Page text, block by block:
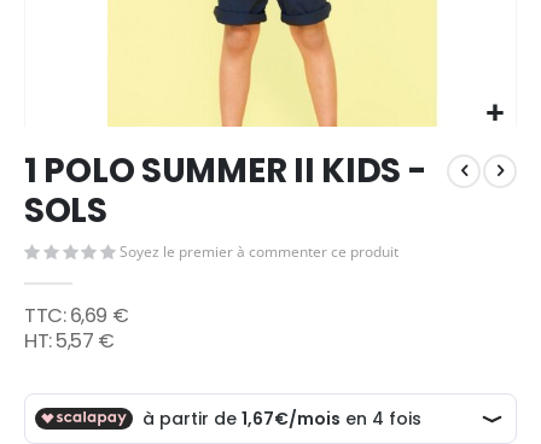
to
the
beginning
the
images
gallery
1 POLO SUMMER II KIDS -
SOLS
Soyez le premier à commenter ce produit
6,69 €
5,57 €